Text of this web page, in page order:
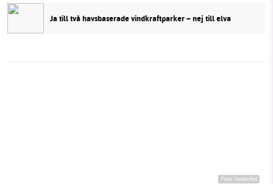
Ja till två havsbaserade vindkraftparker – nej till elva
Foto: Vattenfall